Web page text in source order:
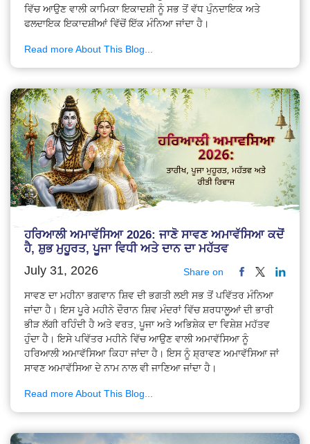
ਵਿੱਚ ਆਉਣ ਵਾਲੀ ਕਾਮਿਕਾ ਇਕਾਦਸ਼ੀ ਨੂੰ ਸਭ ਤੋਂ ਵੱਧ ਪੁੰਨਦਾਇਕ ਅਤੇ
ਫਲਦਾਇਕ ਇਕਾਦਸ਼ੀਆਂ ਵਿੱਚੋਂ ਇੱਕ ਮੰਨਿਆ ਜਾਂਦਾ ਹੈ।
Read more About This Blog...
ਹਰਿਆਲੀ ਅਮਾਵੱਸਿਆ 2026: ਜਾਣੋ ਸਾਵਣ ਅਮਾਵੱਸਿਆ ਕਦੋਂ
ਹੈ, ਸ਼ੁਭ ਮੁਹੂਰਤ, ਪੂਜਾ ਵਿਧੀ ਅਤੇ ਦਾਨ ਦਾ ਮਹੱਤਵ
July 31, 2026 Share on
ਸਾਵਣ ਦਾ ਮਹੀਨਾ ਭਗਵਾਨ ਸ਼ਿਵ ਦੀ ਭਗਤੀ ਲਈ ਸਭ ਤੋਂ ਪਵਿੱਤਰ ਮੰਨਿਆ
ਜਾਂਦਾ ਹੈ। ਇਸ ਪੂਰੇ ਮਹੀਨੇ ਦੌਰਾਨ ਸ਼ਿਵ ਮੰਦਰਾਂ ਵਿੱਚ ਸ਼ਰਧਾਲੂਆਂ ਦੀ ਭਾਰੀ
ਭੀੜ ਲੱਗੀ ਰਹਿੰਦੀ ਹੈ ਅਤੇ ਵਰਤ, ਪੂਜਾ ਅਤੇ ਅਭਿਸ਼ੇਕ ਦਾ ਵਿਸ਼ੇਸ਼ ਮਹੱਤਵ
ਹੁੰਦਾ ਹੈ। ਇਸੇ ਪਵਿੱਤਰ ਮਹੀਨੇ ਵਿੱਚ ਆਉਣ ਵਾਲੀ ਅਮਾਵੱਸਿਆ ਨੂੰ
ਹਰਿਆਲੀ ਅਮਾਵੱਸਿਆ ਕਿਹਾ ਜਾਂਦਾ ਹੈ। ਇਸ ਨੂੰ ਸ਼੍ਰਾਵਣ ਅਮਾਵੱਸਿਆ ਜਾਂ
ਸਾਵਣ ਅਮਾਵੱਸਿਆ ਦੇ ਨਾਮ ਨਾਲ ਵੀ ਜਾਣਿਆ ਜਾਂਦਾ ਹੈ।
Read more About This Blog...